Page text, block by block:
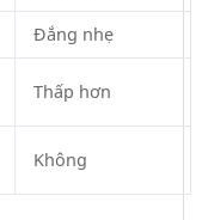
Đắng nhẹ
Thấp hơn
Không